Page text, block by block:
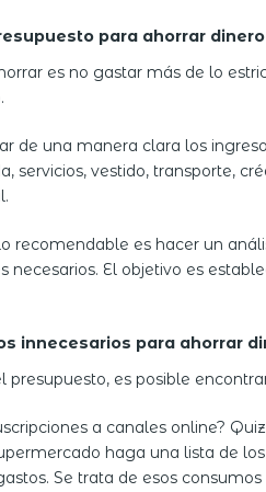
para ahorrar dinero
es no gastar más de lo
de una manera clara los
servicios, vestido, transporte,
recomendable es hacer un
necesarios. El objetivo es
innecesarios para ahorrar
presupuesto, es posible
a canales online?
haga una lista de
Se trata de esos